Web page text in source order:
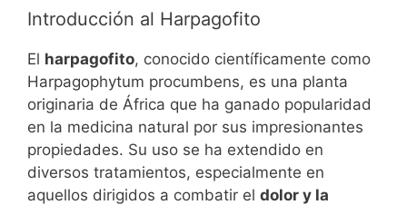
Introducción al Harpagofito
El harpagofito, conocido científicamente como
Harpagophytum procumbens, es una planta
originaria de África que ha ganado popularidad
en la medicina natural por sus impresionantes
propiedades. Su uso se ha extendido en
diversos tratamientos, especialmente en
aquellos dirigidos a combatir el dolor y la